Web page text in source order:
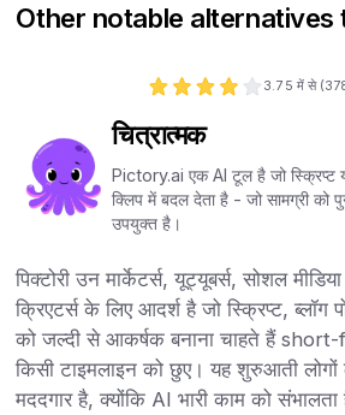
Other notable alternatives
3.7 5 में से (
चित्रात्मक
Pictory.ai एक AI टूल है जो स्क्रिप्ट
क्लिप में बदल देता है - जो सामग्री को
उपयुक्त है।
पिक्टोरी उन मार्केटर्स, यूट्यूबर्स, सोशल
क्रिएटर्स के लिए आदर्श है जो स्क्रिप्ट, ब्लॉग
को जल्दी से आकर्षक बनाना चाहते हैं
किसी टाइमलाइन को छुए। यह शुरुआती
मददगार है, क्योंकि AI भारी काम को